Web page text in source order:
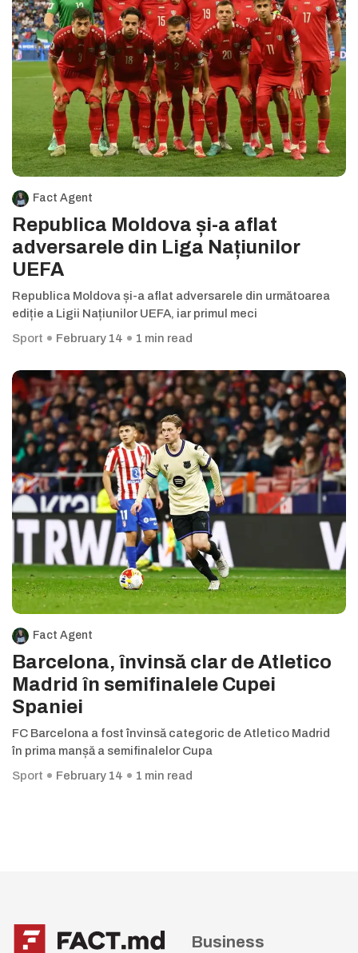
Fact Agent
Republica Moldova și-a aflat
adversarele din Liga Națiunilor
UEFA
Republica Moldova și-a aflat adversarele din următoarea
ediție a Ligii Națiunilor UEFA, iar primul meci
Sport
February 14 1 min read
Fact Agent
Barcelona, învinsă clar de Atletico
Madrid în semifinalele Cupei
Spaniei
FC Barcelona a fost învinsă categoric de Atletico Madrid
în prima manșă a semifinalelor Cupa
Sport
February 14 1 min read
Business